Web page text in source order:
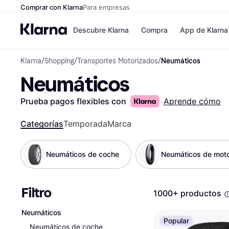
Comprar con KlarnaPara empresas
Descubre Klarna
Formas de pago
Paga en 3 plazos
Paga en 30 días
Compra
Tiendas
Zalando Prive
Zara
Directorio de
App de Klarna
Klarna/Shopping/Transportes Motorizados/Neumáticos
Neumáticos
Prueba pagos flexibles con Aprende cómo
CategoríasTemporadaMarca
Neumáticos de coche Neumáticos de
Filtro
Neumáticos
Neumáticos de coche
1000+ productos
Popular